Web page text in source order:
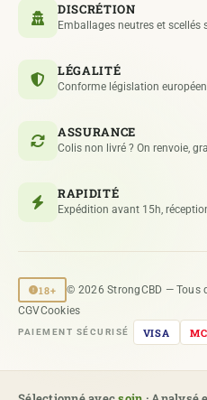
DISCRÉTION
Emballages neutres et scellés
LÉGALITÉ
Conforme législation
ASSURANCE
Colis non livré ? On renvoie,
RAPIDITÉ
Expédition avant 15h,
18+ © 2026 StrongCBD — Tous
CGVCookies
PAIEMENT SÉCURISÉ VISA MC